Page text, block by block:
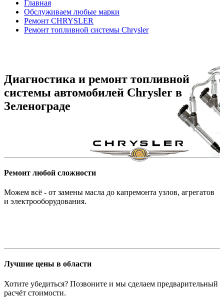
Главная
Обслуживаем любые марки
Ремонт CHRYSLER
Ремонт топливной системы Chrysler
Диагностика и ремонт топливной
системы автомобилей Chrysler в
Зеленограде
Ремонт любой сложности
Можем всё - от замены масла до капремонта узлов, агрегатов
и электрооборудования.
Лучшие цены в области
Хотите убедиться? Позвоните и мы сделаем предварительный
расчёт стоимости.